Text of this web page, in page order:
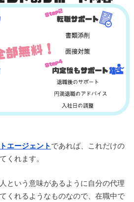
エージェント であれば、これだけの
くれます。
という意味があるように自分の代理
くれるようなものなので、在職中で